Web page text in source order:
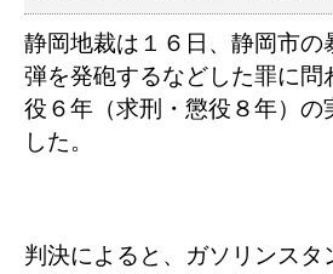
静岡地裁は１６日、静岡市の
弾を発砲するなどした罪に問
役６年（求刑・懲役８年）の
した。
判決によると、ガソリンスタ